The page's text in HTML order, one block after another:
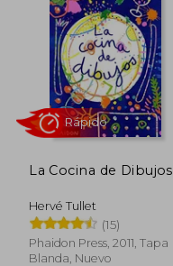
La Cocina de Dibujos
Hervé Tullet
(15)
Phaidon Press, 2011, Tapa
Blanda, Nuevo
Rápido